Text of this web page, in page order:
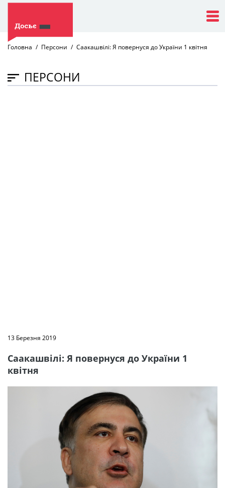
Головна Персони Саакашвілі: Я повернуся до України 1 квітня
ПЕРСОНИ
13 Березня 2019
Саакашвілі: Я повернуся до України 1
квітня